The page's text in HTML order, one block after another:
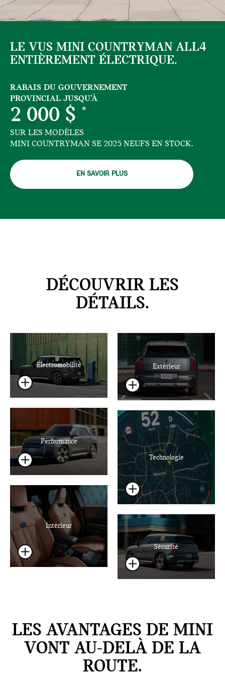
LE VUS MINI COUNTRYMAN ALL4
ENTIÈREMENT ÉLECTRIQUE.
RABAIS DU GOUVERNEMENT
PROVINCIAL JUSQU’À
2 000 $ *
SUR LES MODÈLES
MINI COUNTRYMAN SE 2025 NEUFS EN STOCK.
EN SAVOIR PLUS
DÉCOUVRIR LES
DÉTAILS.
Électromobilité
Performance
Intérieur
Extérieur
Technologie
Sécurité
LES AVANTAGES DE MINI
VONT AU-DELÀ DE LA
ROUTE.